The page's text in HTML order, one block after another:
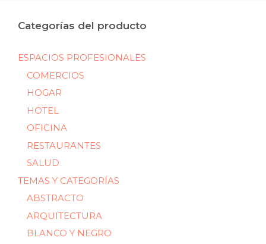
Categorías del producto
ESPACIOS PROFESIONALES
COMERCIOS
HOGAR
HOTEL
OFICINA
RESTAURANTES
SALUD
TEMAS Y CATEGORÍAS
ABSTRACTO
ARQUITECTURA
BLANCO Y NEGRO